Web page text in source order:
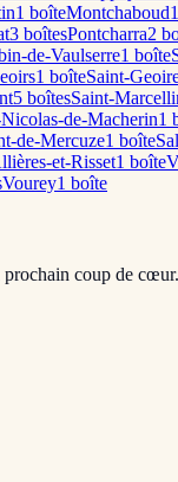
1 boîteMontchaboud1
3 boîtesPontcharra2
de-Vaulserre1 boîte
1 boîteSaint-
5 boîtesSaint-
de-Macherin1
de-Mercuze1 boîte
et-Risset1 boîte
Vourey1 boîte
prochain coup de cœur.